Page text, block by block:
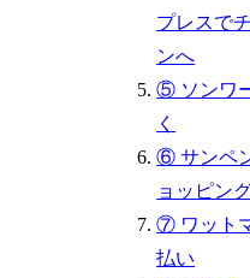
プレスで
ンへ
⑤ ソンワ
く
⑥ サンペ
ョッピン
⑦ ワット
払い